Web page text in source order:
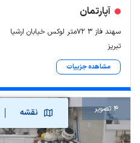
نقشه
آپارتمان
سهند فاز ۳ 72متر لوکس خیابان ارشیا
تبریز
مشاهده جزییات
4 تصویر